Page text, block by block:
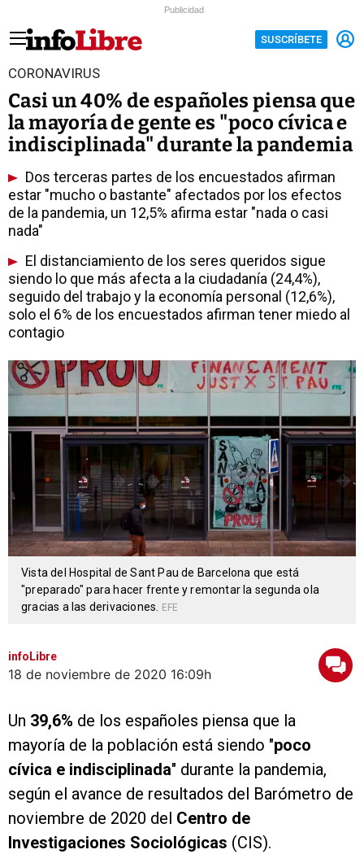
Publicidad
SUSCRÍBETE
CORONAVIRUS
Casi un 40% de españoles piensa que
la mayoría de gente es "poco cívica e
indisciplinada" durante la pandemia
Dos terceras partes de los encuestados afirman
estar "mucho o bastante" afectados por los efectos
de la pandemia, un 12,5% afirma estar "nada o casi
nada"
El distanciamiento de los seres queridos sigue
siendo lo que más afecta a la ciudadanía (24,4%),
seguido del trabajo y la economía personal (12,6%),
solo el 6% de los encuestados afirman tener miedo al
contagio
Vista del Hospital de Sant Pau de Barcelona que está
"preparado" para hacer frente y remontar la segunda ola
gracias a las derivaciones.
EFE
infoLibre
18 de noviembre de 2020 16:09h
Un 39,6% de los españoles piensa que la
mayoría de la población está siendo "poco
cívica e indisciplinada" durante la pandemia,
según el avance de resultados del Barómetro de
noviembre de 2020 del Centro de
Investigaciones Sociológicas (CIS).